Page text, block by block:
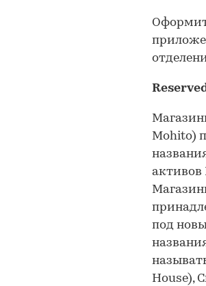
Mohito)
активов
под
House),